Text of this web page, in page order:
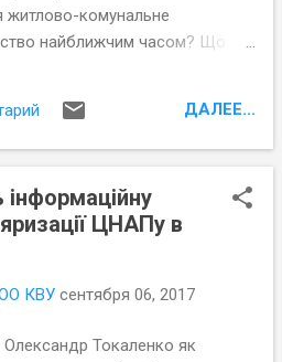
житлово-комунальне
найближчим часом? Що
експерти, активісти та
серед яких керівник
досліджень, голова
ради при Херсонському
ДАЛЕЕ...
інформаційну
ЦНАПу в
КВУ сентября 06, 2017
Токаленко як